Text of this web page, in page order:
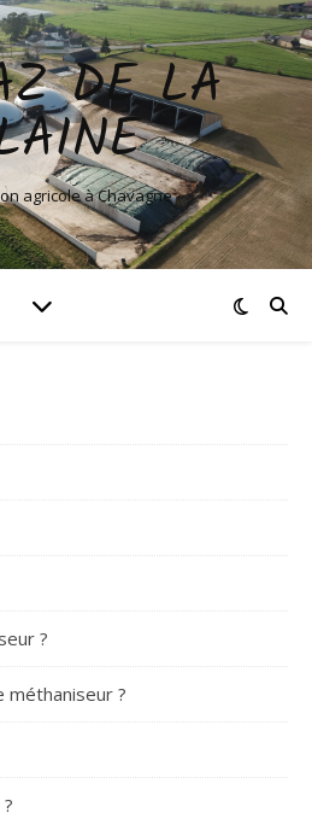
DE LA
agricole à Chavagne
?
méthaniseur ?